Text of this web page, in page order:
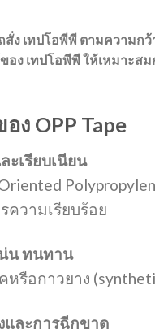
ง เทปโอพีพี ตามความก
อง เทปโอพีพี ให้เหมาะส
OPP Tape
ะเรียบเนียน
วามเรียบร้อย
น ทนทาน
หรือกาวยาง
และการฉีกขาด